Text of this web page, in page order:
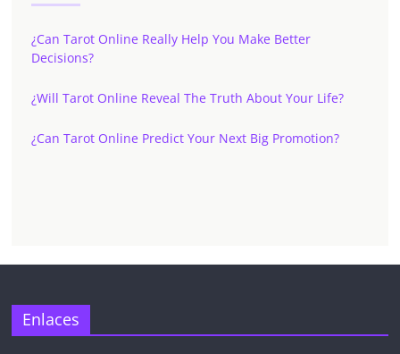
¿Can Tarot Online Really Help You Make Better
Decisions?
¿Will Tarot Online Reveal The Truth About Your Life?
¿Can Tarot Online Predict Your Next Big Promotion?
Enlaces